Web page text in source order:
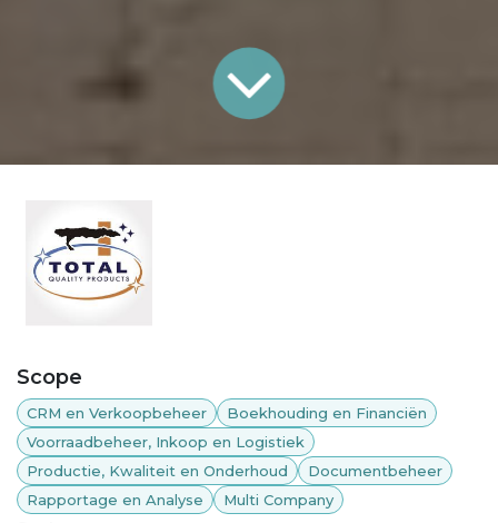
Scope
CRM en Verkoopbeheer
Boekhouding en Financiën
Voorraadbeheer, Inkoop en Logistiek
Productie, Kwaliteit en Onderhoud
Documentbeheer
Rapportage en Analyse
Multi Company